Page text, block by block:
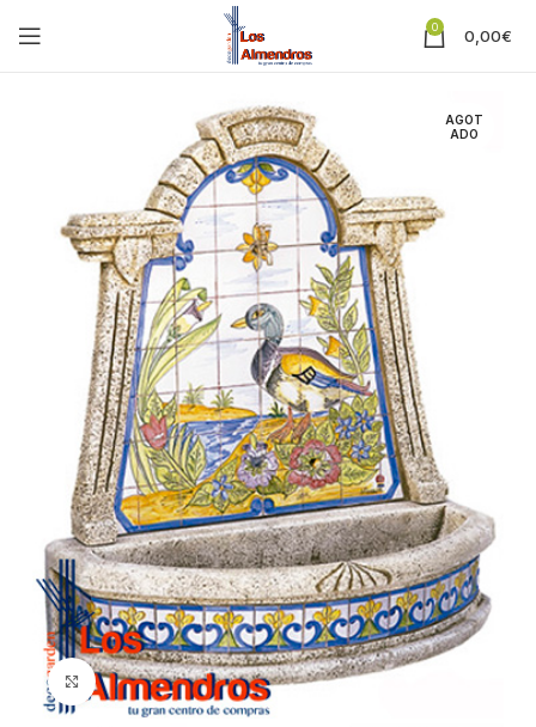
0 0,00€
AGOT
ADO
Clic para ampliar